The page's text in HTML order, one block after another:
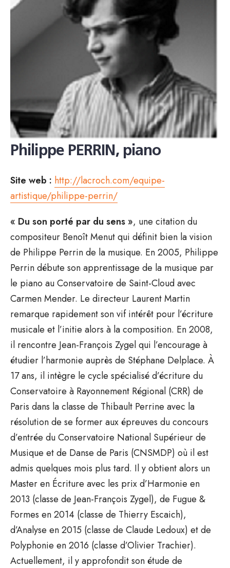
Philippe PERRIN, piano
Site web : http://lacroch.com/equipe-
artistique/philippe-perrin/
« Du son porté par du sens », une citation du
compositeur Benoît Menut qui définit bien la vision
de Philippe Perrin de la musique. En 2005, Philippe
Perrin débute son apprentissage de la musique par
le piano au Conservatoire de Saint-Cloud avec
Carmen Mender. Le directeur Laurent Martin
remarque rapidement son vif intérêt pour l’écriture
musicale et l’initie alors à la composition. En 2008,
il rencontre Jean-François Zygel qui l’encourage à
étudier l’harmonie auprès de Stéphane Delplace. À
17 ans, il intègre le cycle spécialisé d’écriture du
Conservatoire à Rayonnement Régional (CRR) de
Paris dans la classe de Thibault Perrine avec la
résolution de se former aux épreuves du concours
d’entrée du Conservatoire National Supérieur de
Musique et de Danse de Paris (CNSMDP) où il est
admis quelques mois plus tard. Il y obtient alors un
Master en Écriture avec les prix d’Harmonie en
2013 (classe de Jean-François Zygel), de Fugue &
Formes en 2014 (classe de Thierry Escaich),
d’Analyse en 2015 (classe de Claude Ledoux) et de
Polyphonie en 2016 (classe d’Olivier Trachier).
Actuellement, il y approfondit son étude de